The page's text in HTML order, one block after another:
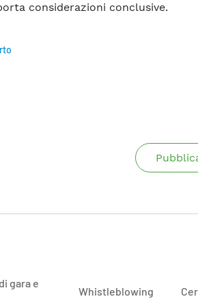
considerazioni conclusive.
gara e
Whistleblowing